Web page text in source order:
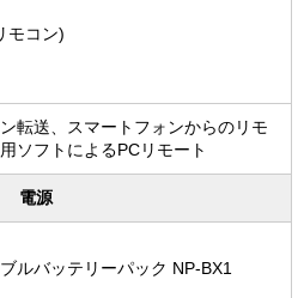
モコン)
転送、スマートフォンからのリモ
ソフトによるPCリモート
電源
ルバッテリーパック NP-BX1